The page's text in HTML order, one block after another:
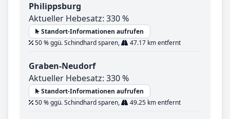
Philippsburg
Aktueller Hebesatz: 330 %
Standort-Informationen aufrufen
50 % ggü. Schindhard sparen,
47.17 km entfernt
Graben-Neudorf
Aktueller Hebesatz: 330 %
Standort-Informationen aufrufen
50 % ggü. Schindhard sparen,
49.25 km entfernt